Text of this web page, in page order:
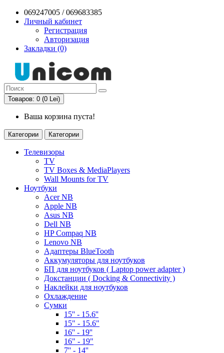
069247005 / 069683385
Личный кабинет
Регистрация
Авторизация
Закладки (0)
Товаров: 0 (0 Lei)
Ваша корзина пуста!
Категории Категории
Телевизоры
TV
TV Boxes & MediaPlayers
Wall Mounts for TV
Ноутбуки
Acer NB
Apple NB
Asus NB
Dell NB
HP Compaq NB
Lenovo NB
Адаптеры BlueTooth
Аккумуляторы для ноутбуков
БП для ноутбуков ( Laptop power adapter )
Докстанции ( Docking & Connectivity )
Наклейки для ноутбуков
Охлаждение
Сумки
15'' - 15.6''
15" - 15.6"
16'' - 19''
16" - 19"
7'' - 14''